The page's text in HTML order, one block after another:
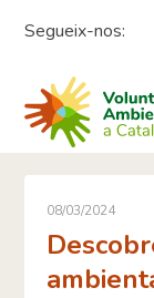
Segueix-nos:
08/03/2024